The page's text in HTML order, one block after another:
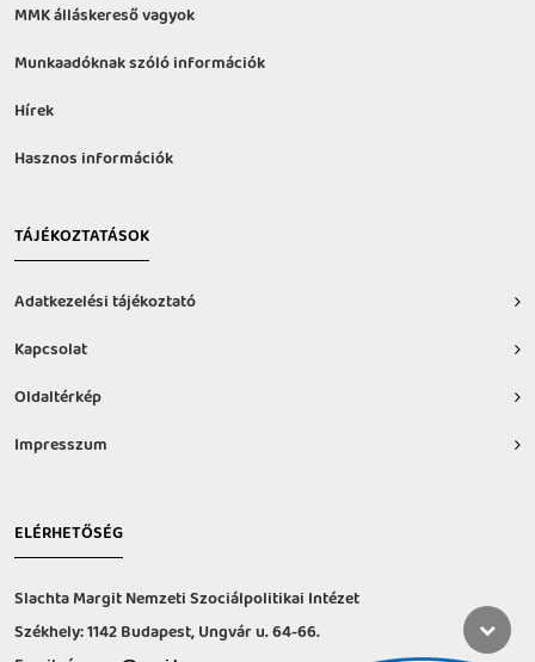
MMK álláskereső vagyok
Munkaadóknak szóló információk
Hírek
Hasznos információk
TÁJÉKOZTATÁSOK
Adatkezelési tájékoztató
Kapcsolat
Oldaltérkép
Impresszum
ELÉRHETŐSÉG
Slachta Margit Nemzeti Szociálpolitikai Intézet
Székhely: 1142 Budapest, Ungvár u. 64-66.